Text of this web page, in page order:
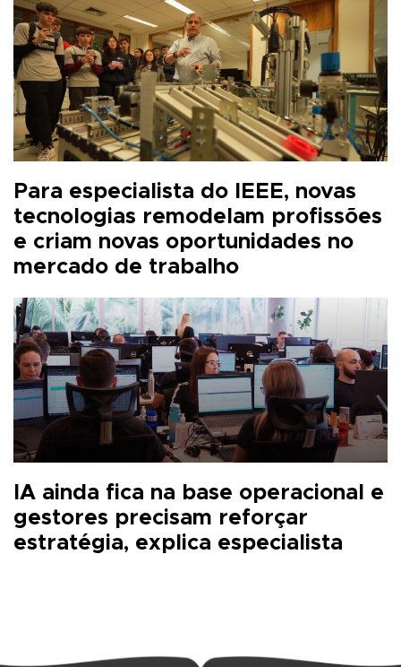
Para especialista do IEEE, novas
tecnologias remodelam profissões
e criam novas oportunidades no
mercado de trabalho
IA ainda fica na base operacional e
gestores precisam reforçar
estratégia, explica especialista